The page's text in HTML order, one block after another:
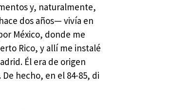
y, naturalmente,
dos años— vivía en
México, donde me
Rico, y allí me instalé
Él era de origen
hecho, en el 84-85, di